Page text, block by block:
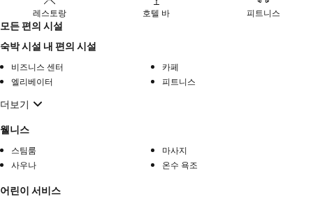
레스토랑 호텔 바 피트니스
모든 편의 시설
숙박 시설 내 편의 시설
비즈니스 센터
카페
엘리베이터
피트니스
더보기
웰니스
스팀룸
마사지
사우나
온수 욕조
어린이 서비스